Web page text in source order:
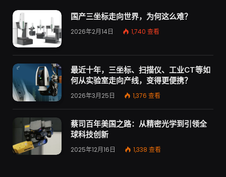
国产三坐标走向世界，为何这么难？
2026年2月14日 1,740 查看
最近十年，三坐标、扫描仪、工业CT等如
何从实验室走向产线，变得更便携？
2026年3月25日 1,376 查看
蔡司百年美国之路：从精密光学到引领全
球科技创新
2025年12月16日 1,338 查看